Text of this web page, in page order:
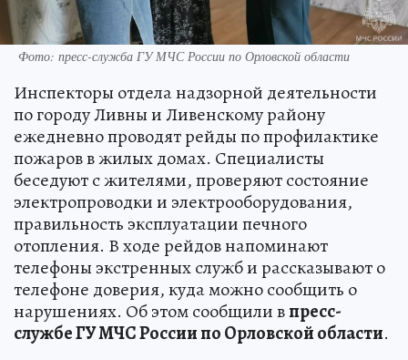
Фото: пресс-служба ГУ МЧС России по Орловской области
Инспекторы отдела надзорной деятельности
по городу Ливны и Ливенскому району
ежедневно проводят рейды по профилактике
пожаров в жилых домах. Специалисты
беседуют с жителями, проверяют состояние
электропроводки и электрооборудования,
правильность эксплуатации печного
отопления. В ходе рейдов напоминают
телефоны экстренных служб и рассказывают о
телефоне доверия, куда можно сообщить о
нарушениях. Об этом сообщили впресс-
службе ГУ МЧС России по Орловской области.